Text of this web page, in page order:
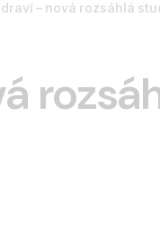
– nová rozsáhlá